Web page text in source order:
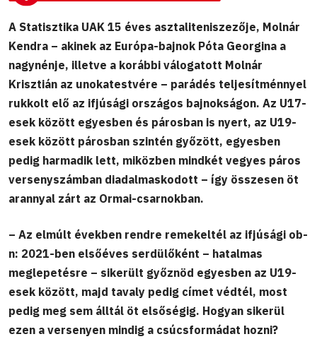
A Statisztika UAK 15 éves asztaliteniszezője, Molnár
Kendra – akinek az Európa-bajnok Póta Georgina a
nagynénje, illetve a korábbi válogatott Molnár
Krisztián az unokatestvére – parádés teljesítménnyel
rukkolt elő az ifjúsági országos bajnokságon. Az U17-
esek között egyesben és párosban is nyert, az U19-
esek között párosban szintén győzött, egyesben
pedig harmadik lett, miközben mindkét vegyes páros
versenyszámban diadalmaskodott – így összesen öt
arannyal zárt az Ormai-csarnokban.
– Az elmúlt években rendre remekeltél az ifjúsági ob-
n: 2021-ben elsőéves serdülőként – hatalmas
meglepetésre – sikerült győznöd egyesben az U19-
esek között, majd tavaly pedig címet védtél, most
pedig meg sem álltál öt elsőségig. Hogyan sikerül
ezen a versenyen mindig a csúcsformádat hozni?